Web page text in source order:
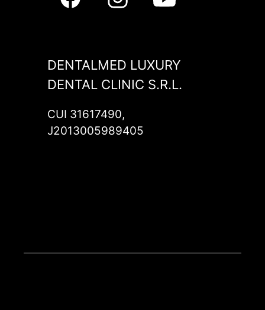
DENTALMED LUXURY
DENTAL CLINIC S.R.L.
CUI 31617490,
J2013005989405